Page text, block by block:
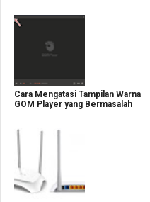
Cara Mengatasi Tampilan Warna
GOM Player yang Bermasalah